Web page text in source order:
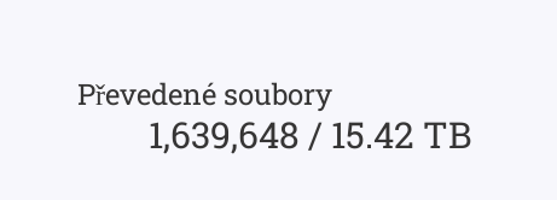
Převedené soubory
1,639,648 / 15.42 TB